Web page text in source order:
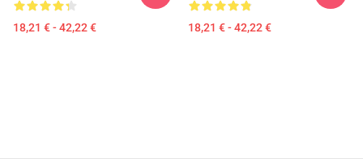
18,21 € - 42,22 € 18,21 € - 42,22 €